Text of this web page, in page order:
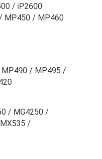
/ iP2600
MP450 / MP460
/ MP495 /
/ MG4250 /
/